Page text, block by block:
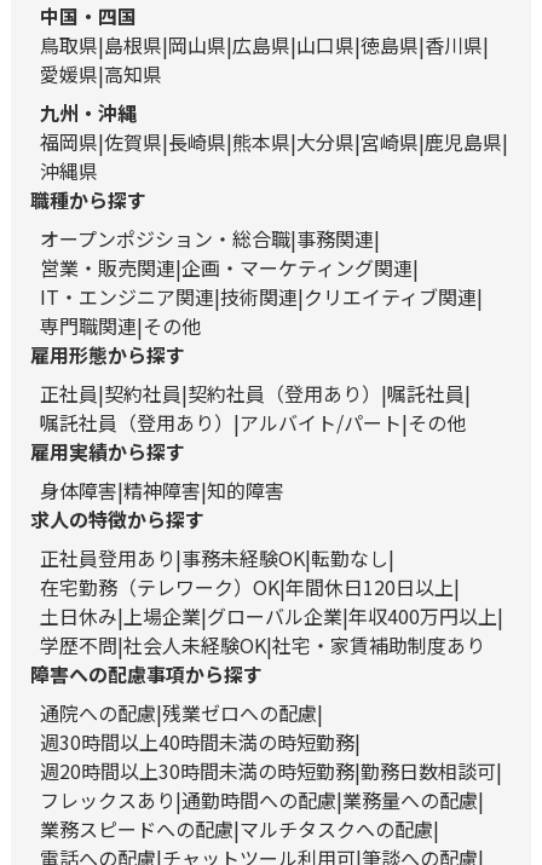
中国・四国
鳥取県 島根県 岡山県 広島県 山口県 徳島県 香川県
愛媛県 高知県
九州・沖縄
福岡県 佐賀県 長崎県 熊本県 大分県 宮崎県 鹿児島県
沖縄県
職種から探す
オープンポジション・総合職 事務関連
営業・販売関連 企画・マーケティング関連
IT・エンジニア関連 技術関連 クリエイティブ関連
専門職関連 その他
雇用形態から探す
正社員 契約社員 契約社員（登用あり）
嘱託社員
嘱託社員（登用あり）
アルバイト/パート その他
雇用実績から探す
身体障害 精神障害 知的障害
求人の特徴から探す
正社員登用あり 事務未経験OK 転勤なし
在宅勤務（テレワーク）OK 年間休日120日以上
土日休み 上場企業 グローバル企業 年収400万円以上
学歴不問 社会人未経験OK 社宅・家賃補助制度あり
障害への配慮事項から探す
通院への配慮 残業ゼロへの配慮
週30時間以上40時間未満の時短勤務
週20時間以上30時間未満の時短勤務 勤務日数相談可
フレックスあり 通勤時間への配慮 業務量への配慮
業務スピードへの配慮 マルチタスクへの配慮
電話への配慮 チャットツール利用可 筆談への配慮